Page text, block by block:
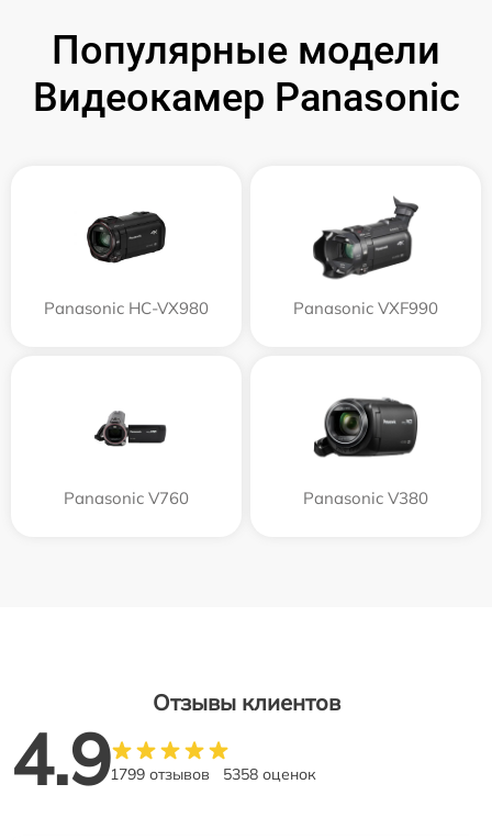
Популярные модели
Видеокамер Panasonic
Panasonic HC-VX980 Panasonic VXF990
Panasonic V760 Panasonic V380
Отзывы клиентов
4.91799 отзывов 5358 оценок